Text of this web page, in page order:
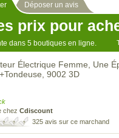
Déposer un avis
prix pour
dans 5 boutiques en ligne.
Électrique Femme, Une
9002 3D
chez Cdiscount
325 avis sur ce marchand